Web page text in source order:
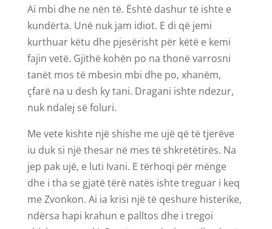
Ai mbi dhe ne nën të. Është dashur të ishte e
kundërta. Unë nuk jam idiot. E di që jemi
kurthuar këtu dhe pjesërisht për këtë e kemi
fajin vetë. Gjithë kohën po na thonë varrosni
tanët mos të mbesin mbi dhe po, xhanëm,
çfarë na u desh ky tani. Dragani ishte ndezur,
nuk ndalej së foluri.
Me vete kishte një shishe me ujë që të tjerëve
iu duk si një thesar në mes të shkretëtirës. Na
jep pak ujë, e luti Ivani. E tërhoqi për mënge
dhe i tha se gjatë tërë natës ishte treguar i keq
me Zvonkon. Ai ia krisi një të qeshure histerike,
ndërsa hapi krahun e palltos dhe i tregoi